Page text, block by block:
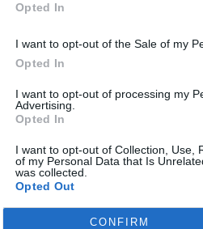
Opted In
I want to opt-out of the Sale of my
Opted In
I want to opt-out of processing my
Advertising.
Opted In
I want to opt-out of Collection, Use,
of my Personal Data that Is
was collected.
Opted Out
CONFIRM